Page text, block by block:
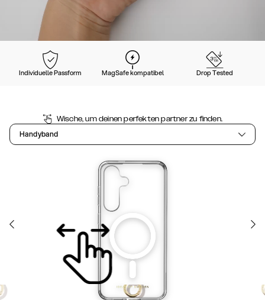
Individuelle Passform MagSafe kompatibel Drop Tested
Wische, um deinen perfekten partner zu finden.
Handyband